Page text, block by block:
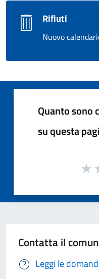
Rifiuti
Nuovo
Quanto sono
su questa
Contatta il
Leggi le